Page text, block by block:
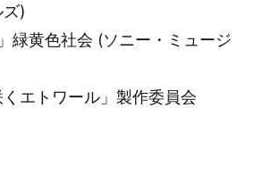
)
緑黄色社会 (ソニー・ミュージ
エトワール」製作委員会